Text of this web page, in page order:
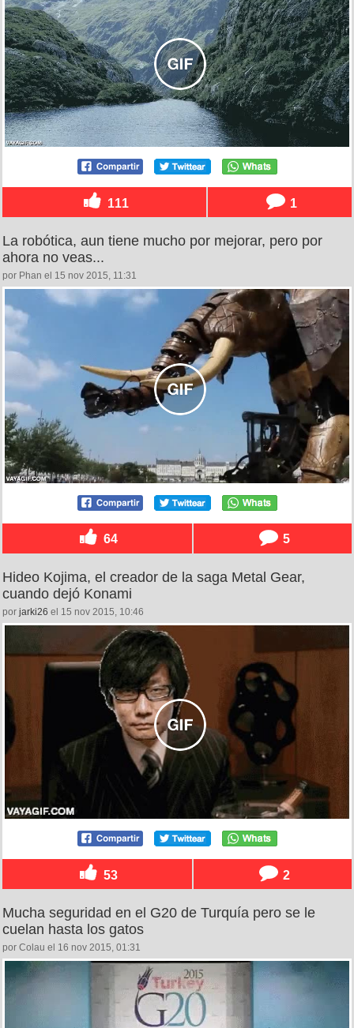
111 1
La robótica, aun tiene mucho por mejorar, pero por
ahora no veas...
por Phan el 15 nov 2015, 11:31
64 5
Hideo Kojima, el creador de la saga Metal Gear,
cuando dejó Konami
por jarki26 el 15 nov 2015, 10:46
53 2
Mucha seguridad en el G20 de Turquía pero se le
cuelan hasta los gatos
por Colau el 16 nov 2015, 01:31